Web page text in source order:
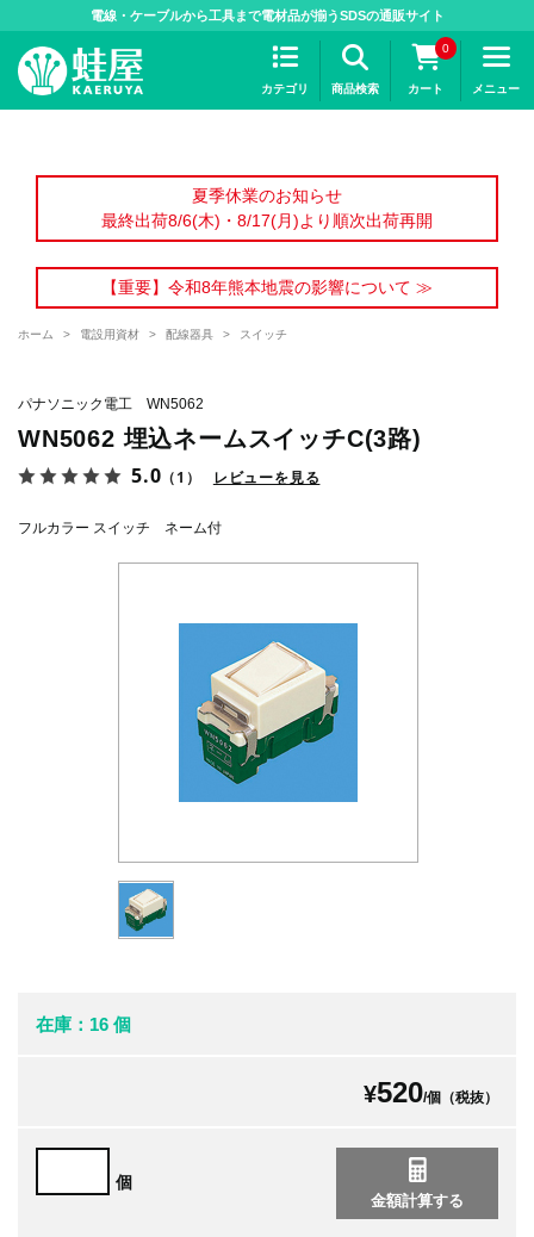
電線・ケーブルから工具まで電材品が揃うSDSの通販サイト
カテゴリ 商品検索
0
カート メニュー
夏季休業のお知らせ
最終出荷8/6(木)・8/17(月)より順次出荷再開
【重要】令和8年熊本地震の影響について ≫
ホーム > 電設用資材 > 配線器具 > スイッチ
パナソニック電工 WN5062
WN5062 埋込ネームスイッチC(3路)
5.0 （1） レビューを見る
フルカラー スイッチ ネーム付
在庫：16 個
¥520/個（税抜）
個